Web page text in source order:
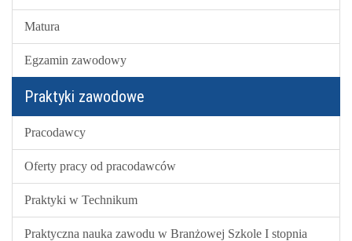
Matura
Egzamin zawodowy
Praktyki zawodowe
Pracodawcy
Oferty pracy od pracodawców
Praktyki w Technikum
Praktyczna nauka zawodu w Branżowej Szkole I stopnia